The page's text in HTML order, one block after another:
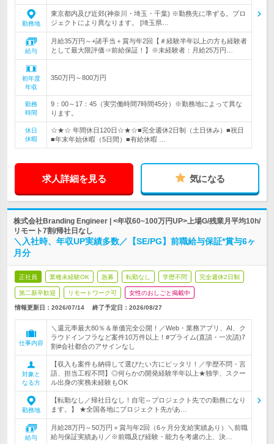
勤務地
東京都内及び近郊(神奈川・埼玉・千葉) ※勤務先に準ずる。プロ
ジェクトにより異なります。 [埼玉県…
給与
月給35万円～+諸手当＋賞与年2回【＃経験半年以上の方も経験者
として最大限評価⇒前給保証！】※未経験者：月給25万円…
初年度
年収
350万円～800万円
勤務
時間
9：00～17：45（実労働時間7時間45分）※勤務地によって異な
ります。
休日
休暇
☆★☆ 年間休日120日☆★☆■完全週休2日制（土日休み）■祝日
■年末年始休暇（5日間）■有給休暇 …
求人詳細を見る 気になる
株式会社Branding Engineer | <年収60~100万円UP>上場G/残業月平均10h/
リモート7割/帰社日なし
＼入社時、年収UP実績多数／【SE/PG】前職給与保証*賞与6ヶ
月分
正社員 業種未経験OK 急募 転勤なし 学歴不問 完全週休2日制
第二新卒歓迎 リモートワーク可 女性のおしごと掲載中
情報更新日：2026/07/14 終了予定日： 2026/08/27
仕事内容
＼還元率最大80％＆単価完全公開！／Web・業務アプリ、AI、ク
ラウドインフラなど案件10万件以上！#プライム(直請・一次請)7
割#会社都合のアサインなし
対象と
なる方
【収入も案件も納得して選びたい方にピッタリ！／学歴不問・言
語、担当工程不問】◎何らかの開発経験半年以上★独学、スクー
ル出身の実務未経験もOK
勤務地
【転勤なし／帰社日なし！自宅⇔プロジェクト先での勤務になり
ます。】 ★全国各地にプロジェクト先があ…
給与
月給28万円～50万円＋賞与年2回（6ヶ月分支給実績あり）＼前職
給与保証実績あり／※前職及び経験・能力を考慮の上、決…